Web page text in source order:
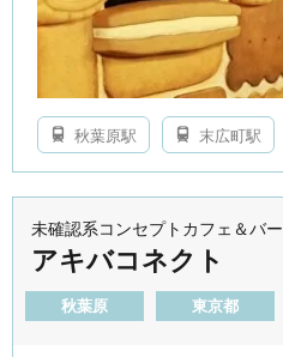
秋葉原駅 末広町駅
未確認系コンセプトカフェ＆バー
アキバコネクト
秋葉原 東京都